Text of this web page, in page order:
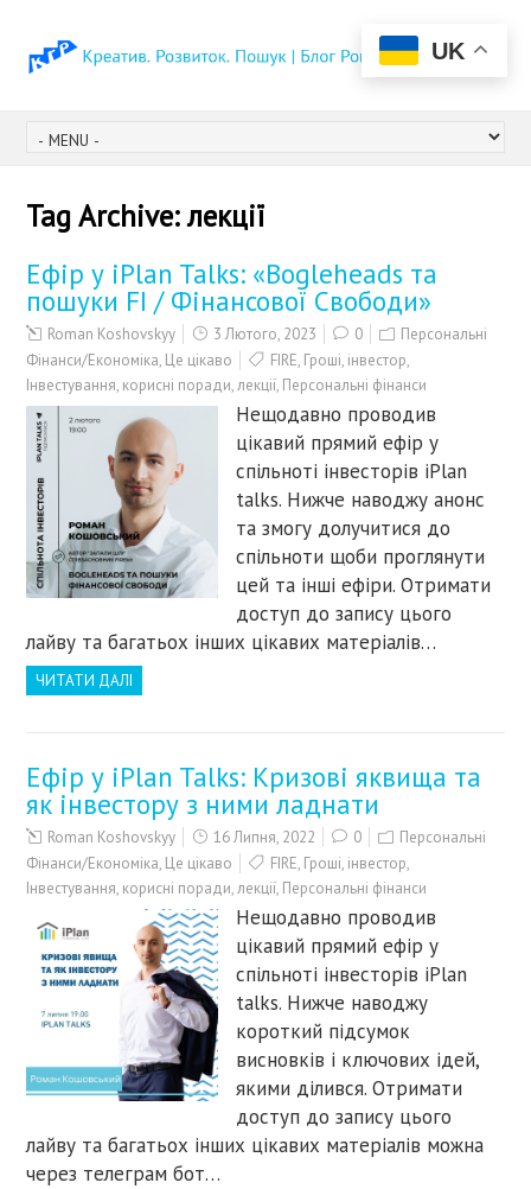
Tag Archive:лекції
Ефір у iPlan Talks: «Bogleheads та
пошуки FI / Фінансової Свободи»
Roman Koshovskyy 3 Лютого, 2023 0
Персональні
Фінанси/Економіка, Це цікаво FIRE, Гроші, інвестор,
Інвестування, корисні поради,лекції, Персональні фінанси
Нещодавно проводив
цікавий прямий ефір у
спільноті інвесторів iPlan
talks. Нижче наводжу анонс
та змогу долучитися до
спільноти щоби проглянути
цей та інші ефіри. Отримати
доступ до запису цього
лайву та багатьох інших цікавих матеріалів…
ЧИТАТИ ДАЛІ
Ефір у iPlan Talks: Кризові яквища та
як інвестору з ними ладнати
Roman Koshovskyy 16 Липня, 2022 0
Персональні
Фінанси/Економіка, Це цікаво FIRE, Гроші, інвестор,
Інвестування, корисні поради,лекції, Персональні фінанси
Нещодавно проводив
цікавий прямий ефір у
спільноті інвесторів iPlan
talks. Нижче наводжу
короткий підсумок
висновків і ключових ідей,
якими ділився. Отримати
доступ до запису цього
лайву та багатьох інших цікавих матеріалів можна
через телеграм бот…
UK